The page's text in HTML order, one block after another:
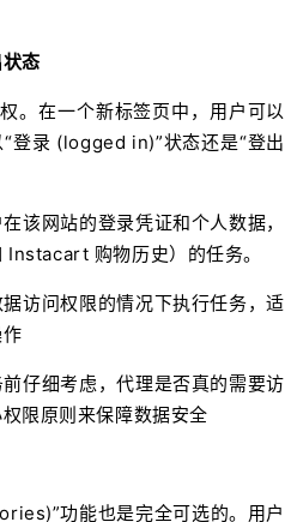
态
。在一个新标签页中，用户可以
登录 (logged in)”状态还是“登出
该网站的登录凭证和个人数据，
购物历史）的任务。
访问权限的情况下执行任务，适
仔细考虑，代理是否真的需要访
限原则来保障数据安全
功能也是完全可选的。用户